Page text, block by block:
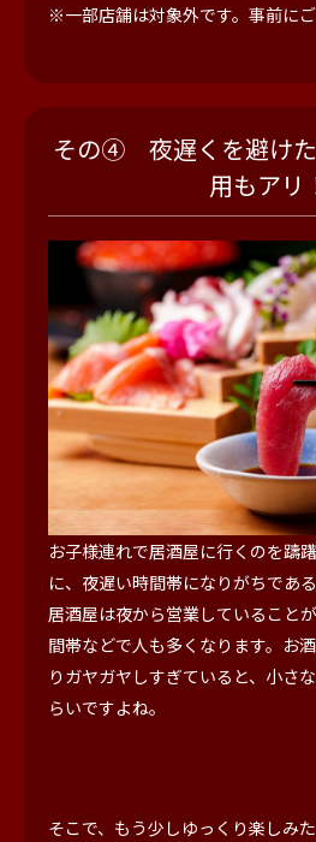
※一部店舗は対象外です。事前にご
その④ 夜遅くを避けた
用もアリ
お子様連れで居酒屋に行くのを躊
に、夜遅い時間帯になりがちであ
居酒屋は夜から営業していること
間帯などで人も多くなります。お
りガヤガヤしすぎていると、小さ
らいですよね。
そこで、もう少しゆっくり楽しみ